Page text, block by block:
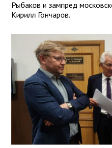
Рыбаков и зампред
Кирилл Гончаров.